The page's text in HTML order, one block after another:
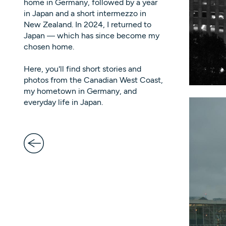
home in Germany, followed by a year
in Japan and a short intermezzo in
New Zealand. In 2024, I returned to
Japan — which has since become my
chosen home.
Here, you'll find short stories and
photos from the Canadian West Coast,
my hometown in Germany, and
everyday life in Japan.